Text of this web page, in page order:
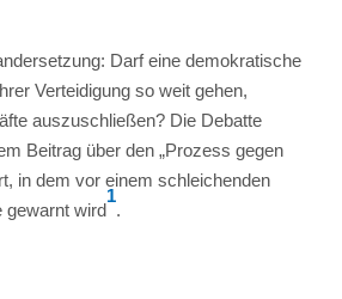
Darf eine demokratische
Verteidigung so weit gehen,
auszuschließen? Die Debatte
Beitrag über den „Prozess gegen
in dem vor einem schleichenden
gewarnt wird
1
.